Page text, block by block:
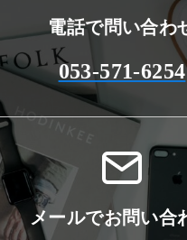
電話で問い合わ
053-571-6254
メールでお問い合